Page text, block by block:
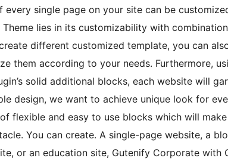
single page on your site can be
lies in its customizability with
different customized template, you can
them according to your needs. Furthermore,
solid additional blocks, each website will
design, we want to achieve unique look for
flexible and easy to use blocks which will
You can create. A single-page website, a
or an education site, Gutenify Corporate with